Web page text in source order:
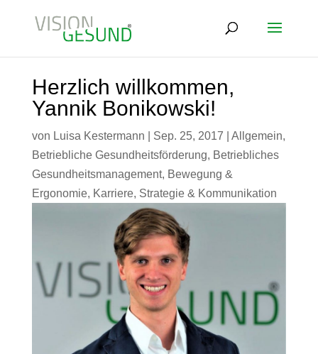
Herzlich willkommen,
Yannik Bonikowski!
von Luisa Kestermann Sep. 25, 2017 Allgemein,
Betriebliche Gesundheitsförderung, Betriebliches
Gesundheitsmanagement, Bewegung &
Ergonomie, Karriere, Strategie & Kommunikation